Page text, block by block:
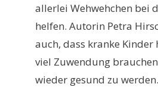
allerlei Wehwehchen bei
helfen. Autorin Petra
auch, dass kranke
viel Zuwendung
wieder gesund zu